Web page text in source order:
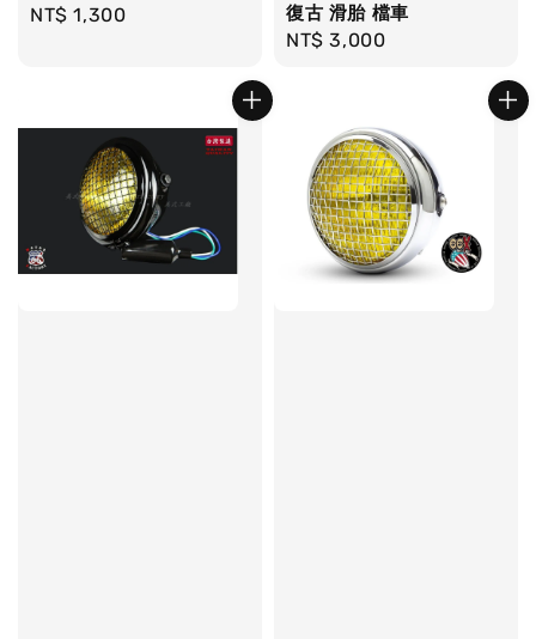
Regular
NT$ 1,300
復古 滑胎 檔車
Regular
NT$ 3,000